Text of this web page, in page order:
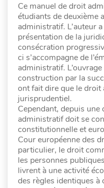
Ce manuel de droit
étudiants de deuxième
administratif. L’auteur
présentation de la
consécration
ci s’accompagne de
administratif.
construction par la
ont fait dire que le
jurisprudentiel.
Cependant, depuis une
administratif doit se
constitutionnelle et
Cour européenne des
particulier, le droit
les personnes
livrent à une activité
des règles identiques à